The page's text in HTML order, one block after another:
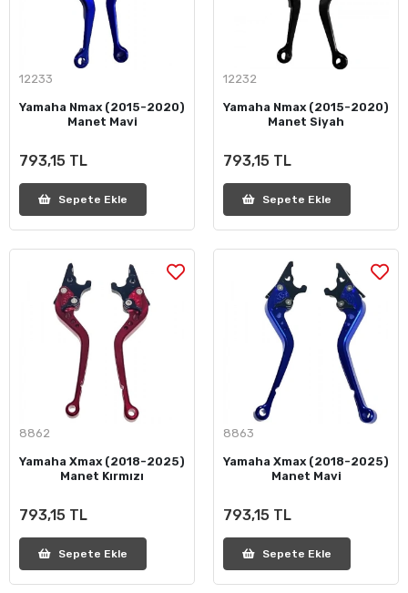
12233
Yamaha Nmax (2015-2020)
Manet Mavi
793,15 TL
Sepete Ekle
12232
Yamaha Nmax (2015-2020)
Manet Siyah
793,15 TL
Sepete Ekle
8862
Yamaha Xmax (2018-2025)
Manet Kırmızı
793,15 TL
Sepete Ekle
8863
Yamaha Xmax (2018-2025)
Manet Mavi
793,15 TL
Sepete Ekle